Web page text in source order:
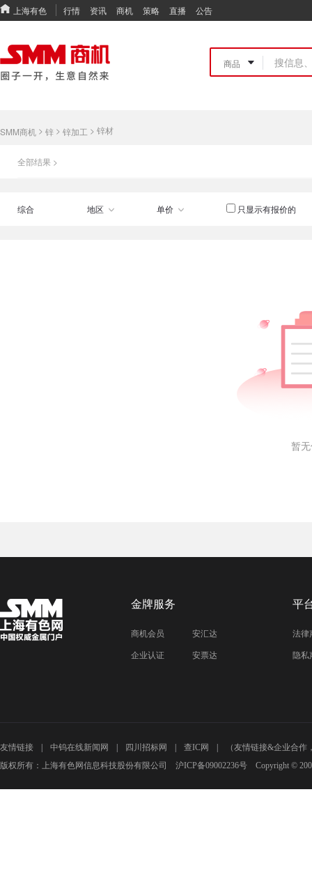
上海有色 行情 资讯 商机 策略 直播 公告
SMM商机 > 锌 > 锌加工 > 锌材
全部结果 >
综合 地区 单价 只显示有报价的
暂
金牌服务
商机会员
企业认证
安汇达
安票达
平
法律
隐私
友情链接 中钨在线新闻网 四川招标网 查IC网
（友情链接&企业合作
版权所有：上海有色网信息科技股份有限公司 沪ICP备09002236号 Copyright ©